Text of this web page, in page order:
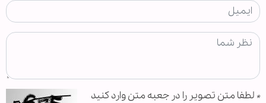
* لطفا متن تصویر را در جعبه متن وارد کنید